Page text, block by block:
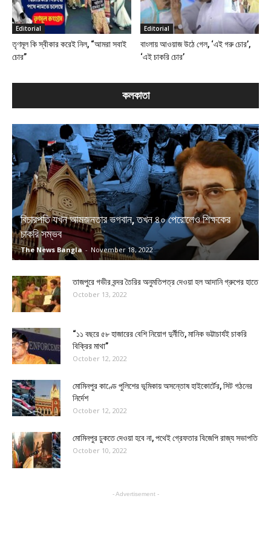
Editorial
তৃণমূল কি স্বীকার করেই নিল, “আমরা সবাই
চোর”
Editorial
বাংলায় আওয়াজ উঠে গেল, ‘এই গরু চোর’,
‘এই চাকরি চোর’
কলকাতা
বিচারপতি যখন আমজনতার ভগবান, তখন ৪০ পেরোলেও শিক্ষকের
চাকরি সম্ভব
The News Bangla - November 18, 2022
তাজপুরে গভীর বন্দর তৈরির অনুমতিপত্র দেওয়া হল আদানি গ্রুপের হাতে
October 13, 2022
“১১ বছরে ৫৮ হাজারের বেশি নিয়োগ দুর্নীতি, মানিক ভট্টাচার্যই চাকরি
বিক্রির মাথা”
October 12, 2022
মোমিনপুর কাণ্ডে পুলিশের ভূমিকায় অসন্তোষ হাইকোর্টের, সিট গঠনের
নির্দেশ
October 12, 2022
মোমিনপুর ঢুকতে দেওয়া হবে না, পথেই গ্রেফতার বিজেপি রাজ্য সভাপতি
October 10, 2022
- Advertisement -